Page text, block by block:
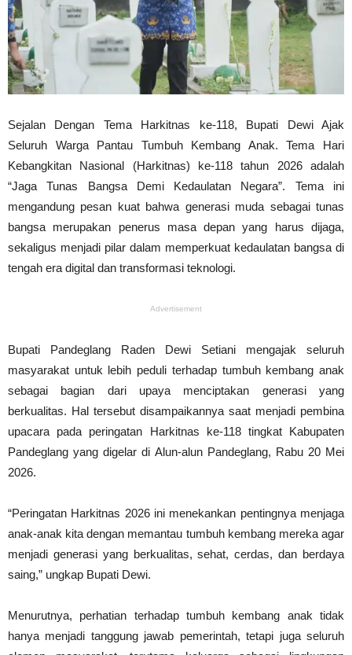
Sejalan Dengan Tema Harkitnas ke-118, Bupati Dewi Ajak
Seluruh Warga Pantau Tumbuh Kembang Anak. Tema Hari
Kebangkitan Nasional (Harkitnas) ke-118 tahun 2026 adalah
“Jaga Tunas Bangsa Demi Kedaulatan Negara”. Tema ini
mengandung pesan kuat bahwa generasi muda sebagai tunas
bangsa merupakan penerus masa depan yang harus dijaga,
sekaligus menjadi pilar dalam memperkuat kedaulatan bangsa di
tengah era digital dan transformasi teknologi.
Advertisement
Bupati Pandeglang Raden Dewi Setiani mengajak seluruh
masyarakat untuk lebih peduli terhadap tumbuh kembang anak
sebagai bagian dari upaya menciptakan generasi yang
berkualitas. Hal tersebut disampaikannya saat menjadi pembina
upacara pada peringatan Harkitnas ke-118 tingkat Kabupaten
Pandeglang yang digelar di Alun-alun Pandeglang, Rabu 20 Mei
2026.
“Peringatan Harkitnas 2026 ini menekankan pentingnya menjaga
anak-anak kita dengan memantau tumbuh kembang mereka agar
menjadi generasi yang berkualitas, sehat, cerdas, dan berdaya
saing,” ungkap Bupati Dewi.
Menurutnya, perhatian terhadap tumbuh kembang anak tidak
hanya menjadi tanggung jawab pemerintah, tetapi juga seluruh